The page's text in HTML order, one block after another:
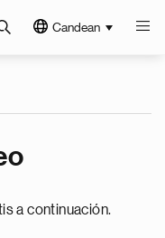
Candean
a continuación.